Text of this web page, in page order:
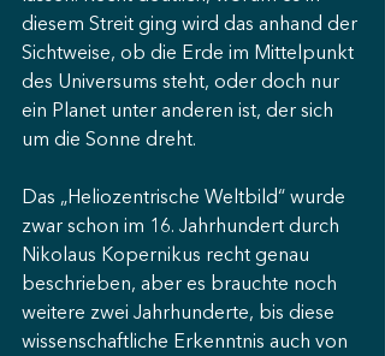
diesem Streit ging wird das anhand der
Sichtweise, ob die Erde im Mittelpunkt
des Universums steht, oder doch nur
ein Planet unter anderen ist, der sich
um die Sonne dreht.
Das „Heliozentrische Weltbild“ wurde
zwar schon im 16. Jahrhundert durch
Nikolaus Kopernikus recht genau
beschrieben, aber es brauchte noch
weitere zwei Jahrhunderte, bis diese
wissenschaftliche Erkenntnis auch von